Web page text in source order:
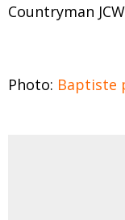
Countryman
Photo: Baptiste